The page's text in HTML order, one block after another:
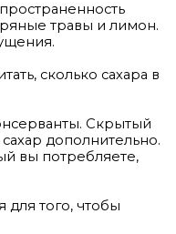
травы и лимон.
сколько сахара в
Скрытый
дополнительно.
вы потребляете,
для того, чтобы